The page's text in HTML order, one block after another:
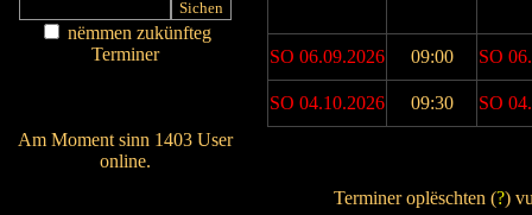
nëmmen zukünfteg
Terminer
Am Moment sinn 1403 User
online.
SO 06.09.2026 09:00 SO
SO 04.10.2026 09:30 SO
Terminer oplëschten (?)